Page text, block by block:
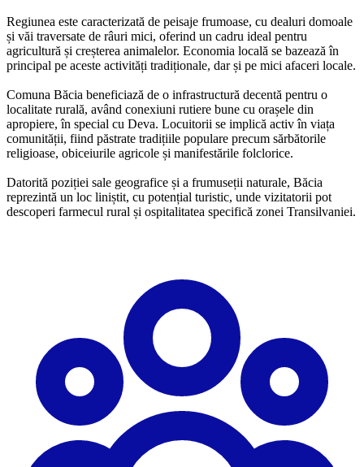
Regiunea este caracterizată de peisaje frumoase, cu dealuri domoale
și văi traversate de râuri mici, oferind un cadru ideal pentru
agricultură și creșterea animalelor. Economia locală se bazează în
principal pe aceste activități tradiționale, dar și pe mici afaceri locale.
Comuna Băcia beneficiază de o infrastructură decentă pentru o
localitate rurală, având conexiuni rutiere bune cu orașele din
apropiere, în special cu Deva. Locuitorii se implică activ în viața
comunității, fiind păstrate tradițiile populare precum sărbătorile
religioase, obiceiurile agricole și manifestările folclorice.
Datorită poziției sale geografice și a frumuseții naturale, Băcia
reprezintă un loc liniștit, cu potențial turistic, unde vizitatorii pot
descoperi farmecul rural și ospitalitatea specifică zonei Transilvaniei.